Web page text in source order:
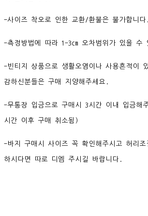
-사이즈 착오로 인한 교환/환불은 불가합니다.
-측정방법에 따라 1-3cm 오차범위가 있을 수
-빈티지 상품으로 생활오염이나 사용흔적이
감하신분들은 구매 지양해주세요.
-무통장 입금으로 구매시 3시간 이내 입금해
시간 이후 구매 취소됨)
-바지 구매시 사이즈 꼭 확인해주시고 허리
하시다면 따로 디엠 주시길 바랍니다.